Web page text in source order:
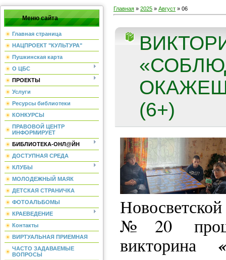
Меню сайта
Главная страница
НАЦПРОЕКТ "КУЛЬТУРА"
Пушкинская карта
О ЦБС
ПРОЕКТЫ
Услуги
Ресурсы библиотеки
КОНКУРСЫ
ПРАВОВОЙ ЦЕНТР
ИНФОРМИРУЕТ
БИБЛИОТЕКА-ОНЛ@ЙН
ДОСТУПНАЯ СРЕДА
КЛУБЫ
МОЛОДЕЖНЫЙ МАЯК
ДЕТСКАЯ СТРАНИЧКА
ФОТОАЛЬБОМЫ
КРАЕВЕДЕНИЕ
Контакты
ВИРТУАЛЬНАЯ ПРИЕМНАЯ
ЧАСТО ЗАДАВАЕМЫЕ
ВОПРОСЫ
Главная » 2025 » Август » 06
(6+)
№20
викторина